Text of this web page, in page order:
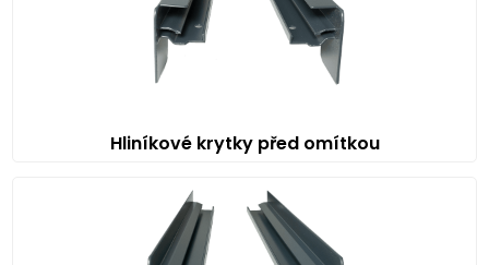
Hliníkové krytky před omítkou